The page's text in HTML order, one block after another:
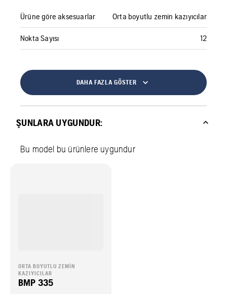
Ürüne göre aksesuarlar Orta boyutlu zemin kazıyıcılar
Nokta Sayısı 12
DAHA FAZLA GÖSTER
ŞUNLARA UYGUNDUR:
Bu model bu ürünlere uygundur
ORTA BOYUTLU ZEMIN
KAZIYICILAR
BMP 335